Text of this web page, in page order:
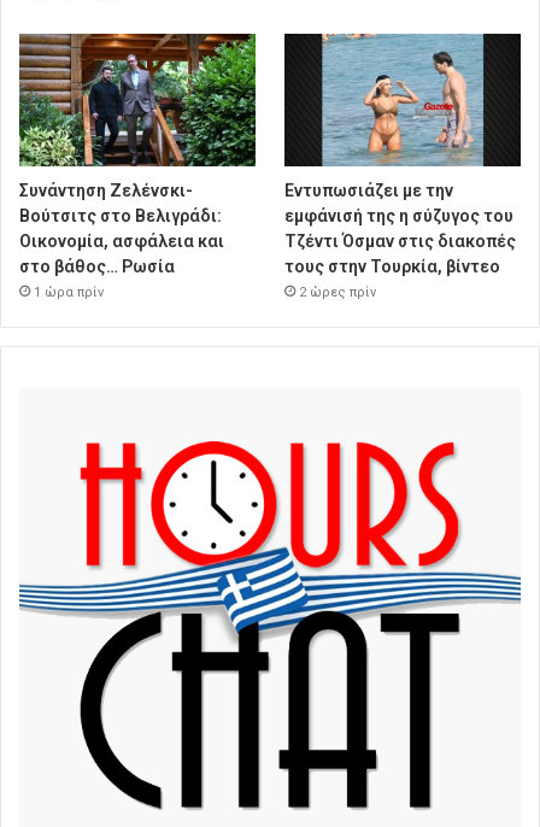
Συνάντηση Ζελένσκι-
Βούτσιτς στο Βελιγράδι:
Οικονομία, ασφάλεια και
στο βάθος… Ρωσία
1 ώρα πρίν
Εντυπωσιάζει με την
εμφάνισή της η σύζυγος του
Τζέντι Όσμαν στις διακοπές
τους στην Τουρκία, βίντεο
2 ώρες πρίν